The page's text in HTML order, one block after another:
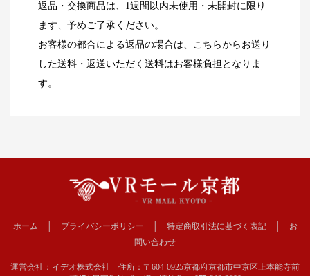
返品・交換商品は、1週間以内未使用・未開封に限り
ます、予めご了承ください。
お客様の都合による返品の場合は、こちらからお送り
した送料・返送いただく送料はお客様負担となりま
す。
ホーム プライバシーポリシー 特定商取引法に基づく表記│
お
問い合わせ
運営会社：イデオ株式会社 住所：〒604-0925京都府京都市中京区上本能寺前